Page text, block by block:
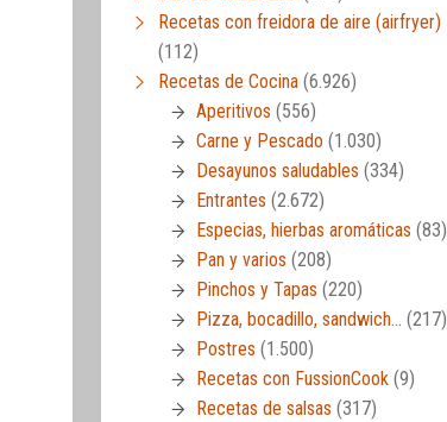
Recetas con freidora de aire (airfryer)
(112)
Recetas de Cocina (6.926)
Aperitivos (556)
Carne y Pescado (1.030)
Desayunos saludables (334)
Entrantes (2.672)
Especias, hierbas aromáticas (83)
Pan y varios (208)
Pinchos y Tapas (220)
Pizza, bocadillo, sandwich… (217)
Postres (1.500)
Recetas con FussionCook (9)
Recetas de salsas (317)